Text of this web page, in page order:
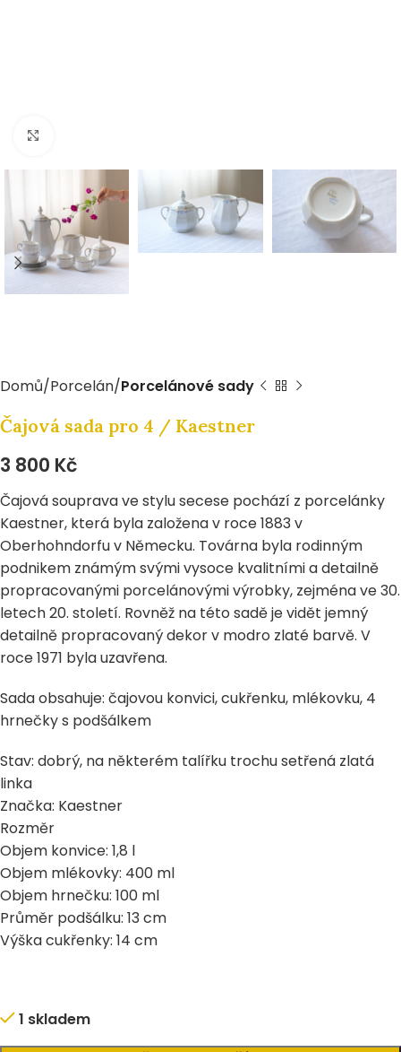
Domů Porcelán Porcelánové sady
Čajová sada pro 4 / Kaestner
3 800 Kč
Čajová souprava ve stylu secese pochází z porcelánky
Kaestner, která byla založena v roce 1883 v
Oberhohndorfu v Německu. Továrna byla rodinným
podnikem známým svými vysoce kvalitními a detailně
propracovanými porcelánovými výrobky, zejména ve 30.
letech 20. století. Rovněž na této sadě je vidět jemný
detailně propracovaný dekor v modro zlaté barvě. V
roce 1971 byla uzavřena.
Sada obsahuje: čajovou konvici, cukřenku, mlékovku, 4
hrnečky s podšálkem
Stav: dobrý, na některém talířku trochu setřená zlatá
linka
Značka: Kaestner
Rozměr
Objem konvice: 1,8 l
Objem mlékovky: 400 ml
Objem hrnečku: 100 ml
Průměr podšálku: 13 cm
Výška cukřenky: 14 cm
1 skladem